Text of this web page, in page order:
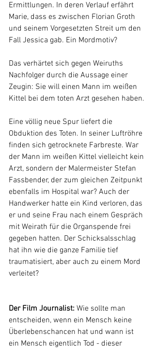
Ermittlungen. In deren Verlauf erfährt
Marie, dass es zwischen Florian Groth
und seinem Vorgesetzten Streit um den
Fall Jessica gab. Ein Mordmotiv?
Das verhärtet sich gegen Weiruths
Nachfolger durch die Aussage einer
Zeugin: Sie will einen Mann im weißen
Kittel bei dem toten Arzt gesehen haben.
Eine völlig neue Spur liefert die
Obduktion des Toten. In seiner Luftröhre
finden sich getrocknete Farbreste. War
der Mann im weißen Kittel vielleicht kein
Arzt, sondern der Malermeister Stefan
Fassbender, der zum gleichen Zeitpunkt
ebenfalls im Hospital war? Auch der
Handwerker hatte ein Kind verloren, das
er und seine Frau nach einem Gespräch
mit Weirath für die Organspende frei
gegeben hatten. Der Schicksalsschlag
hat ihn wie die ganze Familie tief
traumatisiert, aber auch zu einem Mord
verleitet?
Der Film Journalist: Wie sollte man
entscheiden, wenn ein Mensch keine
Überlebenschancen hat und wann ist
ein Mensch eigentlich Tod - dieser